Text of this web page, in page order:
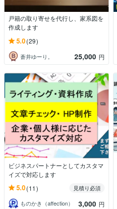
戸籍の取り寄せを代行し、家系図を
作成します
5.0(29)
蒼井ゆーり。 25,000 円
ビジネスパートナーとしてカスタマ
イズで対応します
5.0(11)
見積り必須
ものかき（affection）
3,000 円